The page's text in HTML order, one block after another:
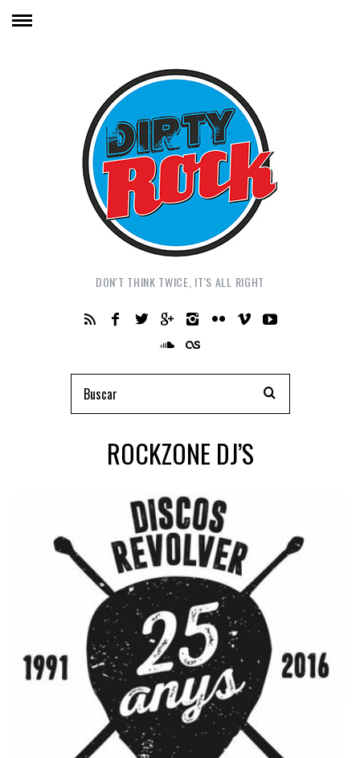
DON'T THINK TWICE, IT'S ALL RIGHT
ROCKZONE DJ’S